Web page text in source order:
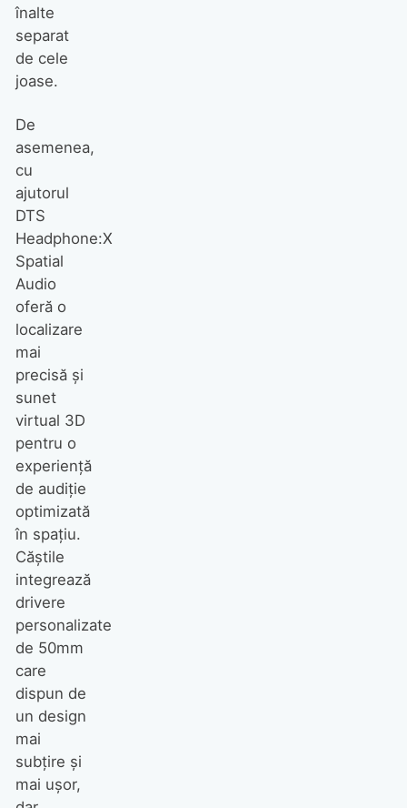
înalte
separat
de cele
joase.
De
asemenea,
cu
ajutorul
DTS
Headphone:X
Spatial
Audio
oferă o
localizare
mai
precisă și
sunet
virtual 3D
pentru o
experiență
de audiție
optimizată
în spațiu.
Căștile
integrează
drivere
personalizate
de 50mm
care
dispun de
un design
mai
subțire și
mai ușor,